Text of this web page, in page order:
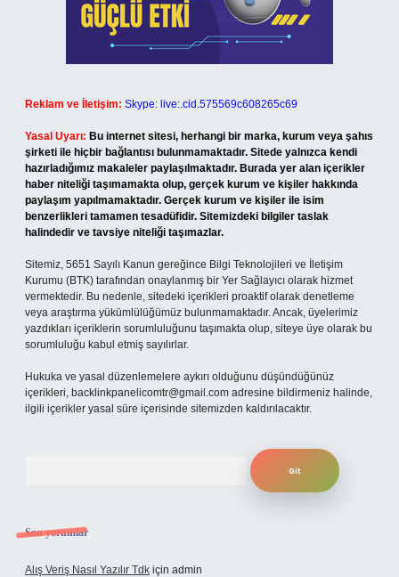
Reklam ve İletişim: Skype: live:.cid.575569c608265c69
Yasal Uyarı: Bu internet sitesi, herhangi bir marka, kurum veya şahıs
şirketi ile hiçbir bağlantısı bulunmamaktadır. Sitede yalnızca kendi
hazırladığımız makaleler paylaşılmaktadır. Burada yer alan içerikler
haber niteliği taşımamakta olup, gerçek kurum ve kişiler hakkında
paylaşım yapılmamaktadır. Gerçek kurum ve kişiler ile isim
benzerlikleri tamamen tesadüfidir. Sitemizdeki bilgiler taslak
halindedir ve tavsiye niteliği taşımazlar.
Sitemiz, 5651 Sayılı Kanun gereğince Bilgi Teknolojileri ve İletişim
Kurumu (BTK) tarafından onaylanmış bir Yer Sağlayıcı olarak hizmet
vermektedir. Bu nedenle, sitedeki içerikleri proaktif olarak denetleme
veya araştırma yükümlülüğümüz bulunmamaktadır. Ancak, üyelerimiz
yazdıkları içeriklerin sorumluluğunu taşımakta olup, siteye üye olarak bu
sorumluluğu kabul etmiş sayılırlar.
Hukuka ve yasal düzenlemelere aykırı olduğunu düşündüğünüz
içerikleri, backlinkpanelicomtr@gmail.com adresine bildirmeniz halinde,
ilgili içerikler yasal süre içerisinde sitemizden kaldırılacaktır.
Son yorumlar
Alış Veriş Nasıl Yazılır Tdk için admin